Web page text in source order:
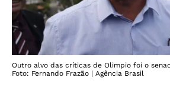
Outro alvo das críticas de Olimpio foi o
Foto: Fernando Frazão | Agência Brasil